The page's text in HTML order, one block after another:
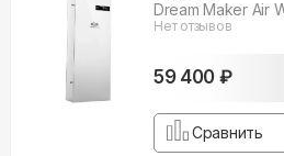
Dream Maker Air
Нет отзывов
59 400 ₽
Сравнить